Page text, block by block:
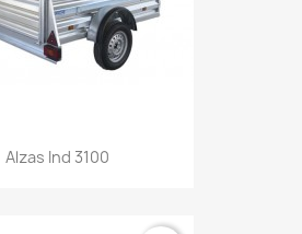
Alzas Ind 3100